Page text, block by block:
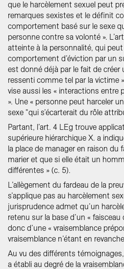
que le harcèlement sexuel peut
remarques sexistes et le définit
comportement basé sur le sexe
personne contre sa volonté ».
atteinte à la personnalité, qui peut
comportement d’éviction par un
est donné déjà par le fait de créer
ressenti comme tel par la victime
vise aussi les « interactions entre
». Une « personne peut harceler
sexe "qui s’écarterait du rôle
Partant, l’art. 4 LEg trouve
supérieure hiérarchique X. a
la place de manager en raison du
marier et que si elle était un
différentes » (c. 5).
L’allègement du fardeau de la
s’applique pas au harcèlement
jurisprudence admet qu’un
retenu sur la base d’un «
donc d’une « vraisemblance
vraisemblance n’étant en
Au vu des différents
a établi au degré de la